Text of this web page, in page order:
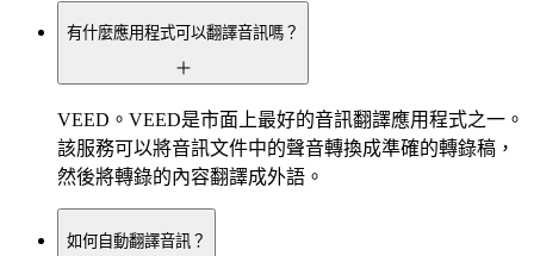
有什麼應用程式可以翻譯音訊嗎？
VEED。VEED是市面上最好的音訊翻譯應用程式之一。
該服務可以將音訊文件中的聲音轉換成準確的轉錄稿，
然後將轉錄的內容翻譯成外語。
如何自動翻譯音訊？